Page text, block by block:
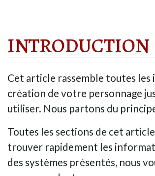
INTRODUCTION
Cet article rassemble toutes les
création de votre personnage
utiliser. Nous partons du
Toutes les sections de cet
trouver rapidement les
des systèmes présentés, nous